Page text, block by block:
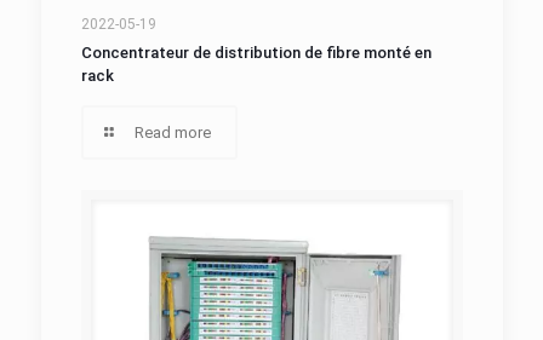
Concentrateur de distribution de fibre monté
2022-05-19
Concentrateur de distribution de fibre monté en
rack
Read more